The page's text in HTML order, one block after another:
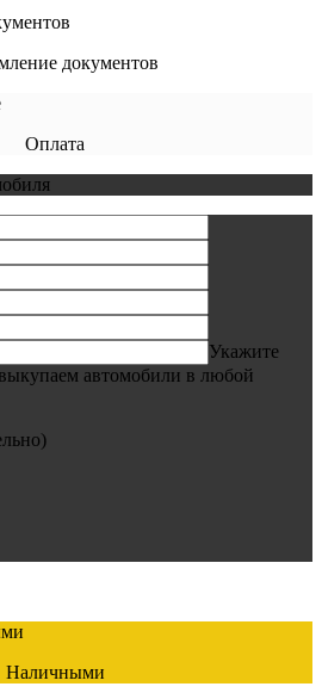
документов
Оплата
Укажите
автомобили в любой
Наличными